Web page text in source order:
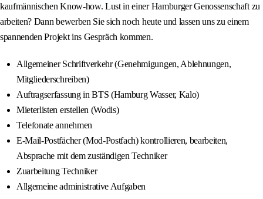
kaufmännischen Know-how. Lust in einer Hamburger Genossenschaft zu
arbeiten? Dann bewerben Sie sich noch heute und lassen uns zu einem
spannenden Projekt ins Gespräch kommen.
Allgemeiner Schriftverkehr (Genehmigungen, Ablehnungen,
Mitgliederschreiben)
Auftragserfassung in BTS (Hamburg Wasser, Kalo)
Mieterlisten erstellen (Wodis)
Telefonate annehmen
E-Mail-Postfächer (Mod-Postfach) kontrollieren, bearbeiten,
Absprache mit dem zuständigen Techniker
Zuarbeitung Techniker
Allgemeine administrative Aufgaben